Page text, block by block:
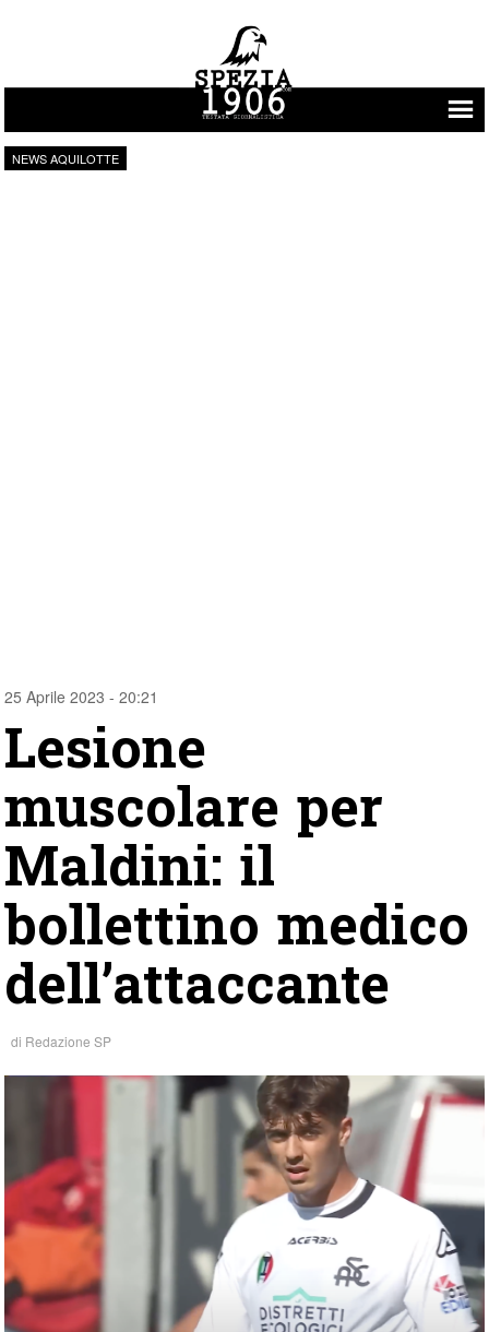
Vai al contenuto
NEWS AQUILOTTE
25 Aprile 2023 - 20:21
Lesione
muscolare per
Maldini: il
bollettino medico
dell’attaccante
di Redazione SP